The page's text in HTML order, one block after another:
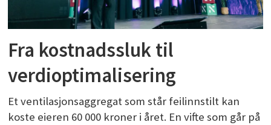
Fra kostnadssluk til
verdioptimalisering
Et ventilasjonsaggregat som står feilinnstilt kan
koste eieren 60 000 kroner i året. En vifte som går på